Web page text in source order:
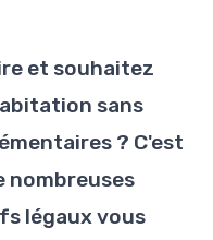
et souhaitez
sans
? C'est
nombreuses
légaux vous